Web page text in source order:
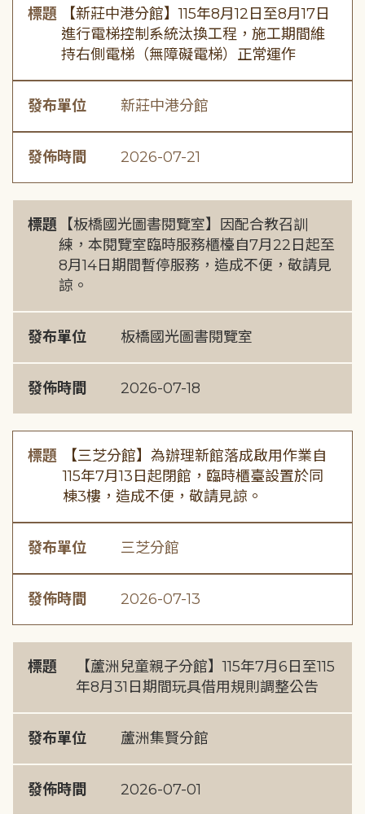
標題
【新莊中港分館】115年8月12日至8月17日
進行電梯控制系統汰換工程，施工期間維
持右側電梯（無障礙電梯）正常運作
發布單位 新莊中港分館
發佈時間 2026-07-21
標題
【板橋國光圖書閱覽室】因配合教召訓
練，本閱覽室臨時服務櫃檯自7月22日起至
8月14日期間暫停服務，造成不便，敬請見
諒。
發布單位 板橋國光圖書閱覽室
發佈時間 2026-07-18
標題
【三芝分館】為辦理新館落成啟用作業自
115年7月13日起閉館，臨時櫃臺設置於同
棟3樓，造成不便，敬請見諒。
發布單位 三芝分館
發佈時間 2026-07-13
標題
【蘆洲兒童親子分館】115年7月6日至115
年8月31日期間玩具借用規則調整公告
發布單位 蘆洲集賢分館
發佈時間 2026-07-01